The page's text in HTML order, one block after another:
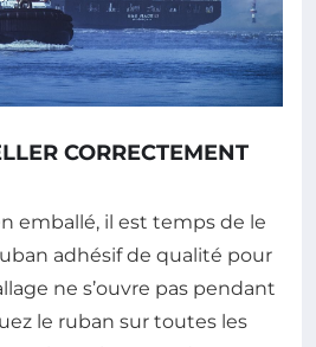
CORRECTEMENT
emballé, il est temps de le
adhésif de qualité pour
ne s’ouvre pas pendant
le ruban sur toutes les